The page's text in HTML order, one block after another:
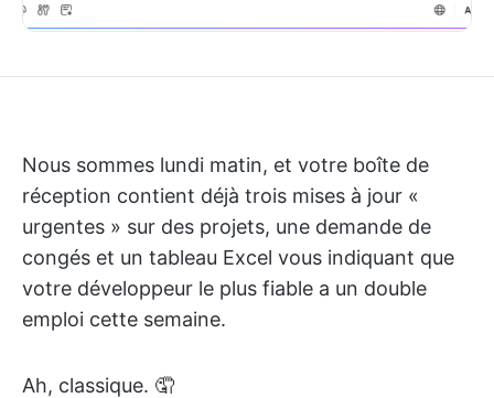
Nous sommes lundi matin, et votre boîte de
réception contient déjà trois mises à jour «
urgentes » sur des projets, une demande de
congés et un tableau Excel vous indiquant que
votre développeur le plus fiable a un double
emploi cette semaine.
Ah, classique. 🤦